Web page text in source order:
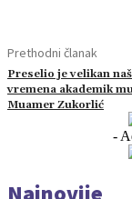
Prethodni članak
Preselio je velikan
vremena akademik
Muamer Zukorlić
-
Najnovije